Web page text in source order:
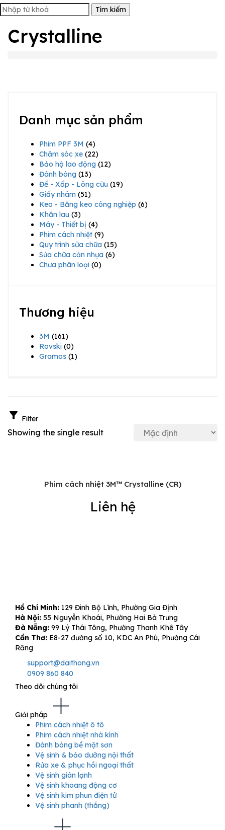
Tìm kiếm
Crystalline
Danh mục sản phẩm
Phim PPF 3M (4)
Chăm sóc xe (22)
Bảo hộ lao động (12)
Đánh bóng (13)
Đế - Xốp - Lông cừu (19)
Giấy nhám (51)
Keo - Băng keo công nghiệp (6)
Khăn lau (3)
Máy - Thiết bị (4)
Phim cách nhiệt (9)
Quy trình sửa chữa (15)
Sửa chữa cản nhựa (6)
Chưa phân loại (0)
Thương hiệu
3M (161)
Rovski (0)
Gramos (1)
Filter
Showing the single result
Phim cách nhiệt 3M™ Crystalline (CR)
Liên hệ
Hồ Chí Minh: 129 Đinh Bộ Lĩnh, Phường Gia Định
Hà Nội: 55 Nguyễn Khoái, Phường Hai Bà Trưng
Đà Nẵng: 99 Lý Thái Tông, Phường Thanh Khê Tây
Cần Thơ: E8-27 đường số 10, KDC An Phú, Phường Cái
Răng
support@daithong.vn
0909 860 840
Theo dõi chúng tôi
Giải pháp
Phim cách nhiệt ô tô
Phim cách nhiệt nhà kính
Đánh bóng bề mặt sơn
Vệ sinh & bảo dưỡng nội thất
Rửa xe & phục hồi ngoại thất
Vệ sinh giàn lạnh
Vệ sinh khoang động cơ
Vệ sinh kim phun điện tử
Vệ sinh phanh (thắng)